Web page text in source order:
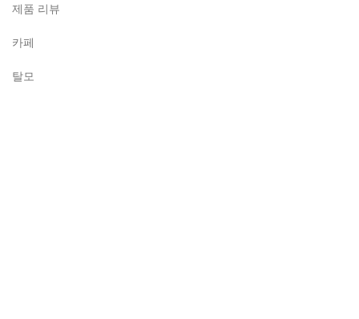
제품 리뷰
카페
탈모